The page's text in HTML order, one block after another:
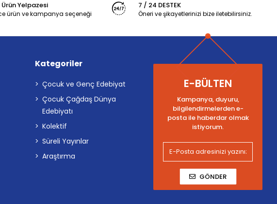
Ürün Yelpazesi
ürün ve kampanya seçeneği
7 / 24 DESTEK
Öneri ve şikayetlerinizi bize iletebilirsiniz.
Kategoriler
Çocuk ve Genç Edebiyat
Çocuk Çağdaş Dünya
Edebiyatı
Kolektif
Süreli Yayınlar
Araştırma
E-BÜLTEN
Kampanya, duyuru,
bilgilendirmelerden e-
posta ile haberdar olmak
istiyorum.
GÖNDER